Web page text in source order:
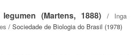
(Martens, 1888) / Inga
/ Sociedade de Biologia do Brasil (1978)